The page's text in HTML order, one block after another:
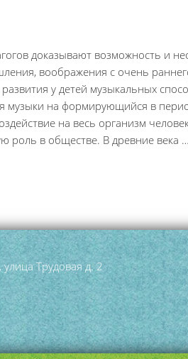
доказывают возможность и
воображения с очень
у детей музыкальных
музыки на формирующийся в
на весь организм
роль в обществе. В древние века …
Трудовая д. 2